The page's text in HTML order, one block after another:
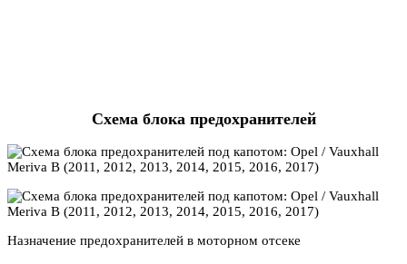
Схема блока предохранителей
Назначение предохранителей в моторном отсеке